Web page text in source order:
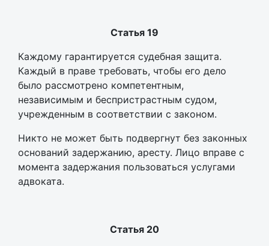
Статья 19
Каждому гарантируется судебная защита.
Каждый в праве требовать, чтобы его дело
было рассмотрено компетентным,
независимым и беспристрастным судом,
учрежденным в соответствии с законом.
Никто не может быть подвергнут без законных
оснований задержанию, аресту. Лицо вправе с
момента задержания пользоваться услугами
адвоката.
Статья 20